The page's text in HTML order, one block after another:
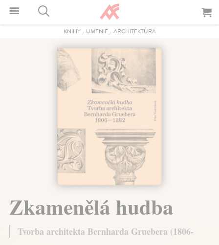
KNIHY- UMENIE- ARCHITEKTÚRA
Zkamenělá hudba
Tvorba architekta Bernharda Gruebera (1806-